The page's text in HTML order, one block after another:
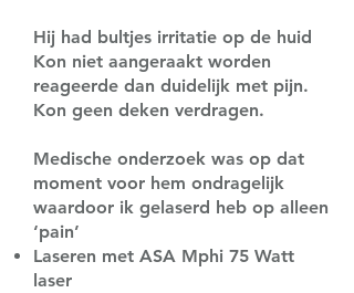
Hij had bultjes irritatie op de huid
Kon niet aangeraakt worden
reageerde dan duidelijk met pijn.
Kon geen deken verdragen.
Medische onderzoek was op dat
moment voor hem ondragelijk
waardoor ik gelaserd heb op alleen
‘pain’
Laseren met ASA Mphi 75 Watt
laser